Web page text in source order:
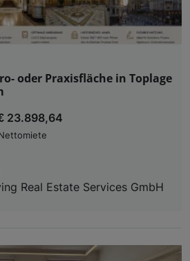
oder Praxisfläche in Toplage
23.898,64
Real Estate Services GmbH